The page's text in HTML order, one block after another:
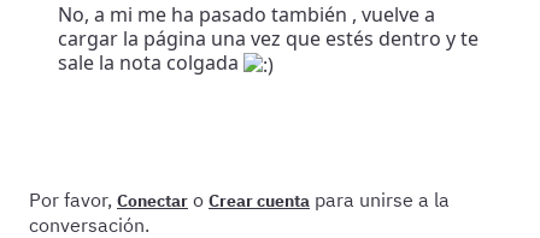
No, a mi me ha pasado también , vuelve a
cargar la página una vez que estés dentro y te
sale la nota colgada
Por favor, Conectar o Crear cuenta para unirse a la
conversación.